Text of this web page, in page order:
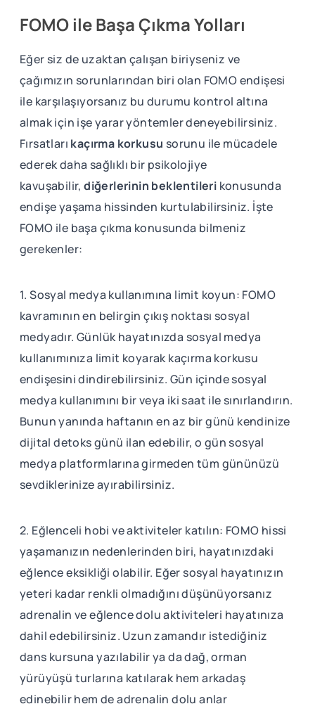
FOMO ile Başa Çıkma Yolları
Eğer siz de uzaktan çalışan biriyseniz ve
çağımızın sorunlarından biri olan FOMO endişesi
ile karşılaşıyorsanız bu durumu kontrol altına
almak için işe yarar yöntemler deneyebilirsiniz.
Fırsatları kaçırma korkusu sorunu ile mücadele
ederek daha sağlıklı bir psikolojiye
kavuşabilir,diğerlerinin beklentileri konusunda
endişe yaşama hissinden kurtulabilirsiniz. İşte
FOMO ile başa çıkma konusunda bilmeniz
gerekenler:
1. Sosyal medya kullanımına limit koyun: FOMO
kavramının en belirgin çıkış noktası sosyal
medyadır. Günlük hayatınızda sosyal medya
kullanımınıza limit koyarak kaçırma korkusu
endişesini dindirebilirsiniz. Gün içinde sosyal
medya kullanımını bir veya iki saat ile sınırlandırın.
Bunun yanında haftanın en az bir günü kendinize
dijital detoks günü ilan edebilir, o gün sosyal
medya platformlarına girmeden tüm gününüzü
sevdiklerinize ayırabilirsiniz.
2. Eğlenceli hobi ve aktiviteler katılın: FOMO hissi
yaşamanızın nedenlerinden biri, hayatınızdaki
eğlence eksikliği olabilir. Eğer sosyal hayatınızın
yeteri kadar renkli olmadığını düşünüyorsanız
adrenalin ve eğlence dolu aktiviteleri hayatınıza
dahil edebilirsiniz. Uzun zamandır istediğiniz
dans kursuna yazılabilir ya da dağ, orman
yürüyüşü turlarına katılarak hem arkadaş
edinebilir hem de adrenalin dolu anlar